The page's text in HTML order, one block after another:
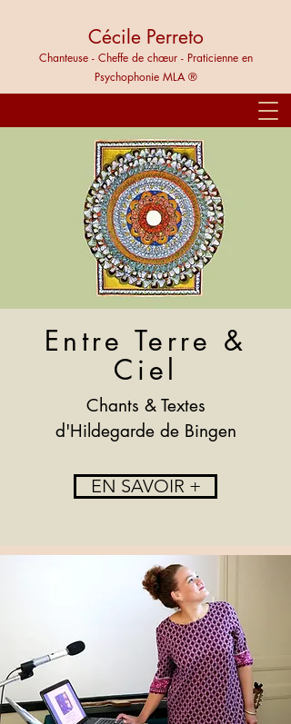
Cécile Perreto
Chanteuse - Cheffe de chœur - Praticienne en
Psychophonie MLA ®
Entre Terre &
Ciel
Chants & Textes
d'Hildegarde de Bingen
EN SAVOIR +